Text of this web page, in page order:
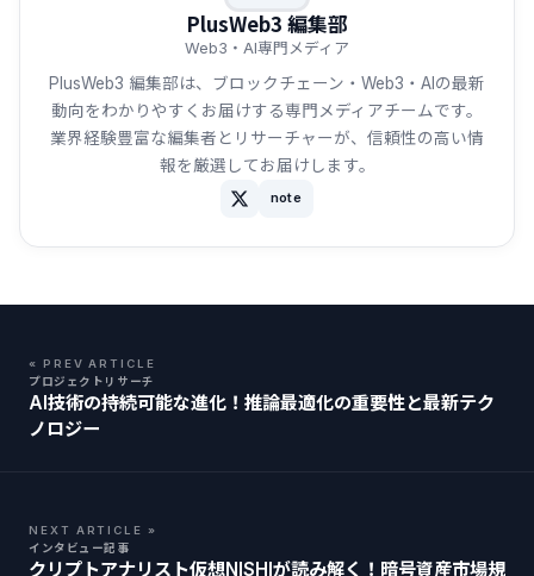
PlusWeb3 編集部
Web3・AI専門メディア
PlusWeb3 編集部は、ブロックチェーン・Web3・AIの最新
動向をわかりやすくお届けする専門メディアチームです。
業界経験豊富な編集者とリサーチャーが、信頼性の高い情
報を厳選してお届けします。
note
« PREV ARTICLE
プロジェクトリサーチ
AI技術の持続可能な進化！推論最適化の重要性と最新テク
ノロジー
NEXT ARTICLE »
インタビュー記事
クリプトアナリスト仮想NISHIが読み解く！暗号資産市場規